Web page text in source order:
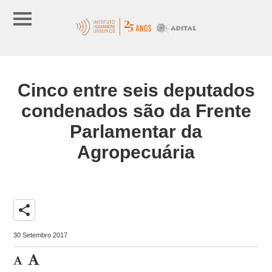
Cinco entre seis deputados
condenados são da Frente
Parlamentar da
Agropecuária
share
30 Setembro 2017